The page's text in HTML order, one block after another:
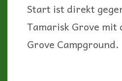
Start ist direkt
Tamarisk Grove mit
Grove Campground.